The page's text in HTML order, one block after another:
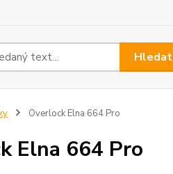
Hledat
Overlock Elna 664 Pro
Elna 664 Pro